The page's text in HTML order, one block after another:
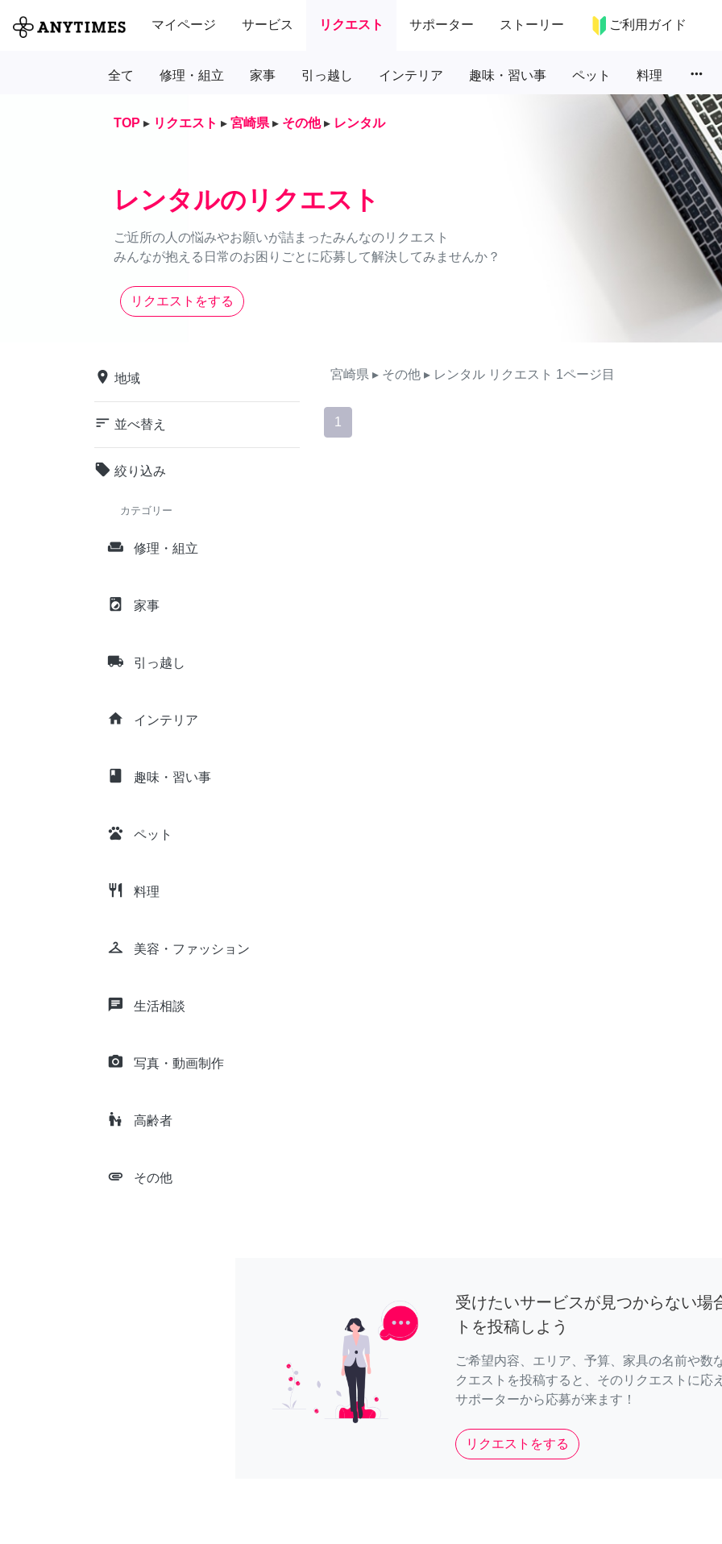
マイページ サービス リクエスト サポーター ストーリー ご利用ガイド
全て 修理・組立 家事 引っ越し インテリア 趣味・習い事 ペット 料理 more_horiz
TOP ▸ リクエスト ▸ 宮崎県 ▸ その他 ▸ レンタル
レンタルのリクエスト
ご近所の人の悩みやお願いが詰まったみんなのリクエスト
みんなが抱える日常のお困りごとに応募して解決してみませんか？
リクエストをする
place 地域
sort 並べ替え
local_offer 絞り込み
カテゴリー
weekend 修理・組立
local_laundry_service 家事
local_shipping 引っ越し
home インテリア
class 趣味・習い事
pets ペット
restaurant 料理
checkroom 美容・ファッション
chat 生活相談
camera_alt 写真・動画制作
escalator_warning 高齢者
attachment その他
宮崎県 ▸ その他 ▸ レンタル リクエスト 1ページ目
1
受けたいサービスが見つからない場
トを投稿しよう
ご希望内容、エリア、予算、家具の名前や数
クエストを投稿すると、そのリクエストに応
サポーターから応募が来ます！
リクエストをする